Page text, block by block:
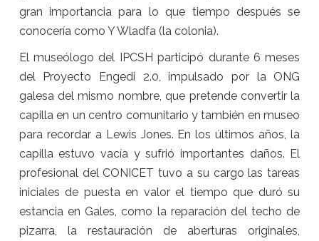
gran importancia para lo que tiempo después se
conocería como Y Wladfa (la colonia).
El museólogo del IPCSH participó durante 6 meses
del Proyecto Engedi 2.0, impulsado por la ONG
galesa del mismo nombre, que pretende convertir la
capilla en un centro comunitario y también en museo
para recordar a Lewis Jones. En los últimos años, la
capilla estuvo vacía y sufrió importantes daños. El
profesional del CONICET tuvo a su cargo las tareas
iniciales de puesta en valor el tiempo que duró su
estancia en Gales, como la reparación del techo de
pizarra, la restauración de aberturas originales,